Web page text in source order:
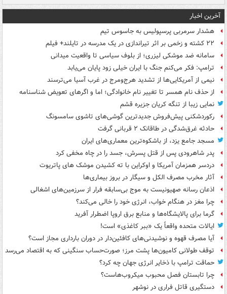
آخرین اخبار
هشدار سرمربی پرسپولیس به جاسوس تیم
۲۲ کشته و زخمی بر اثر تیراندازی در یک مدرسه در تایلند+ فیلم
سامانه ضد موشکی لیزری؛ از بلوف سیاسی تا واقعیت میدانی
ترامپ: فکر می‌کنم جنگ با ایران خیلی زود پایان می‌یابد
نیمی از آمریکایی‌ها از تشدید هرج‌ومرج در غرب آسیا می‌ترسند
از حذف نام همسر تا تغییر نام خانوادگی؛ اما و اگرهای تعویض شناسنامه
نمایی زیبا از تنگه کریان جزیره قشم
رکوردشکنی پیش‌فروش جدیدترین گوشی‌های تاشوی سامسونگ
حادثه غرق‌شدگی در طاقانک ۲ قربانی گرفت
مسجد جامع یزد، از باشکوه‌ترین معماری‌های ایران
پدر شاهرودی پس از قتل پسرش، جسد را در چاه مخفی کرد
دردسر همزمان آمریکا و اوکراین با ته کشیدن موشک های پاتریوت
آثار مخرب مصرف الکل و سیگار در بروز بیماری‌ها
اذعان رسانه صهیونیست به موج بی‌سابقه فرار از سرزمین‌های اشغالی
چرا مغز در هنگام خواب، انرژی خود را خالی می‌کند؟
گرما برای پالایشگاه‌ها و منابع برق اروپا اضطرار آفرید
ایالات متحده واقعاً یک «ببر کاغذی» است!
آیا مصرف قهوه و نوشیدنی‌های کافئین‌دار در دوران بارداری مجاز است؟
توقف طولانی کامیون‌ها پشت مرز؛ صورت‌حساب سنگینی که به اقتصاد می‌رسد
حماقت ترامپ با ذخایر انرژی جهان چه کرد؟
چرا تابستان فصل محبوب میکروب‌هاست؟
دستگیری قاتل فراری در نوشهر